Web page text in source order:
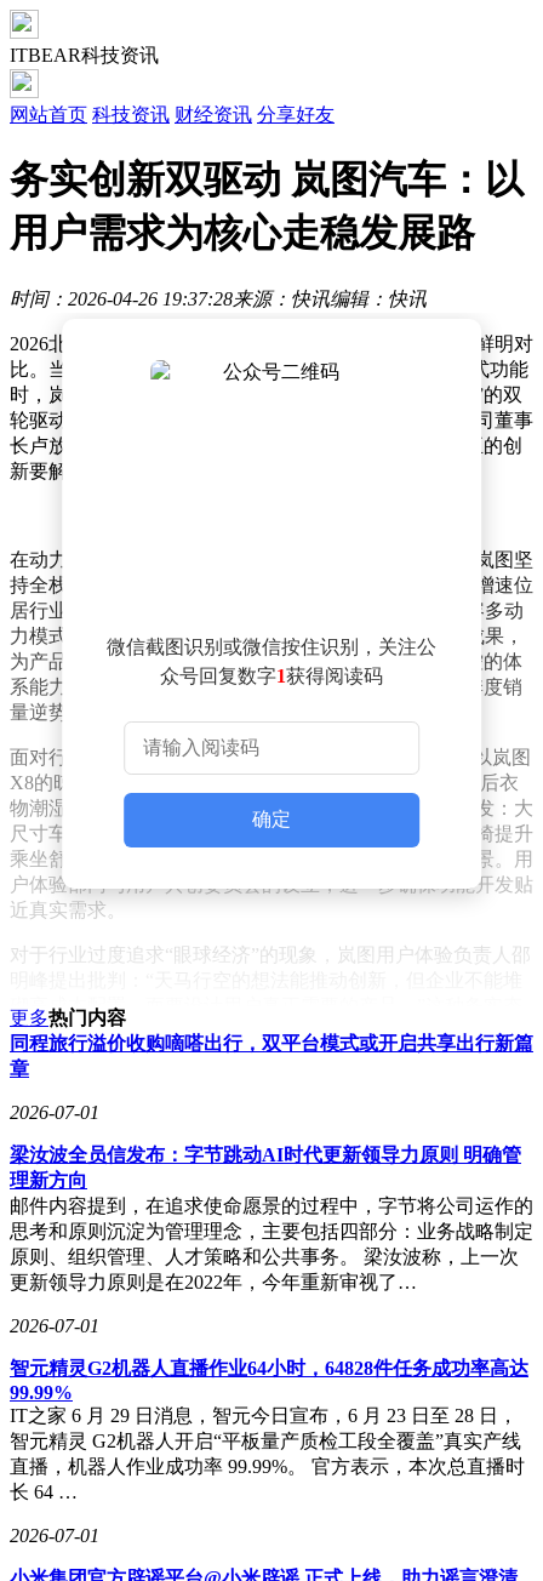
ITBEAR科技资讯
网站首页 科技资讯 财经资讯 分享好友
务实创新双驱动 岚图汽车：以
用户需求为核心走稳发展路
时间：2026-04-26 19:37:28来源：快讯编辑：快讯
2026北京车展上，汽车行业的创新浪潮与务实思考形成鲜明对
比。当部分车企沉迷于“车内煮火锅”“安装马桶”等噱头式功能
时，岚图汽车以“核心技术自主掌控+用户真实需求洞察”的双
轮驱动模式，成为行业焦点。岚图汽车科技股份有限公司董事
长卢放直言：“研究底盘、发动机、电机不算走偏，真正的创
新要解决用户痛点。”
在动力、底盘、整车安全、电子电气架构等核心领域，岚图坚
持全栈自研。目前，企业已累计获得6102项专利，专利增速位
居行业前列。其自主研发的ESSA原生智能电动架构兼容多动
力模式，岚海800V高压智混技术、青云行驶平台2.0等成果，
为产品迭代提供了技术底座。卢放强调：“全价值链可控的体
系能力，让我们能快速响应市场变化。”这一能力在一季度销
量逆势增长中得到验证。
面对行业“内卷”，岚图选择从用户场景出发挖掘需求。以岚图
X8的晾衣杆设计为例，这一成本低廉的功能解决了运动后衣
物潮湿、正装防皱等实际痛点。类似逻辑贯穿于产品开发：大
尺寸车型配备后轮转向技术，缩短转弯半径；零重力座椅提升
乘坐舒适性；辅助驾驶与自动泊车功能聚焦高频使用场景。用
户体验部门与用户共创委员会的设立，进一步确保功能开发贴
近真实需求。
对于行业过度追求“眼球经济”的现象，岚图用户体验负责人邵
砌高成本配置，而要设计用户真正需要的产品。”这种务实态
度延伸至供应链管理。面对原材料涨价压力，卢放表示：“我
们通过技术创新降低材料成本，通过管理创新提升运营效率，
尽可能不将成本转嫁给消费者。”
从技术自研到需求洞察，从成本控制到价值创造，岚图正
以“向内突破”的路径重塑竞争逻辑。当行业争论“创新是否走
偏”时，这家企业用销量增长与技术积累给出了答案：真正的
突破，始于对核心能力的坚守，成于对用户需求的敬畏。
微信截图识别或微信按住识别，关注公
众号回复数字1获得阅读码
确定
更多热门内容
同程旅行溢价收购嘀嗒出行，双平台模式或开启共享出行新篇
章
2026-07-01
梁汝波全员信发布：字节跳动AI时代更新领导力原则 明确管
理新方向
邮件内容提到，在追求使命愿景的过程中，字节将公司运作的
思考和原则沉淀为管理理念，主要包括四部分：业务战略制定
原则、组织管理、人才策略和公共事务。 梁汝波称，上一次
更新领导力原则是在2022年，今年重新审视了…
2026-07-01
智元精灵G2机器人直播作业64小时，64828件任务成功率高达
99.99%
IT之家 6 月 29 日消息，智元今日宣布，6 月 23 日至 28 日，
智元精灵 G2机器人开启“平板量产质检工段全覆盖”真实产线
直播，机器人作业成功率 99.99%。 官方表示，本次总直播时
长 64 …
2026-07-01